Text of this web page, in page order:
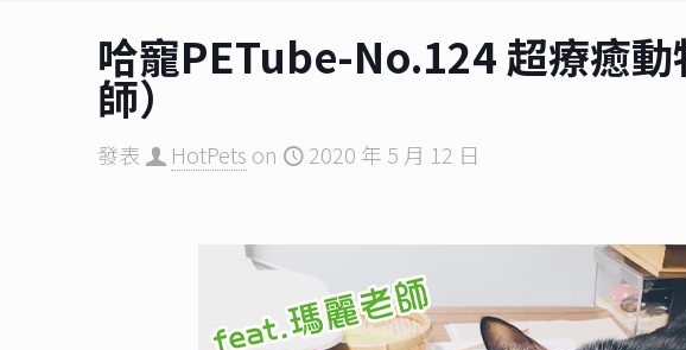
哈寵PETube-No.124 超療癒
師）
發表 HotPets on 2020 年 5 月 12 日